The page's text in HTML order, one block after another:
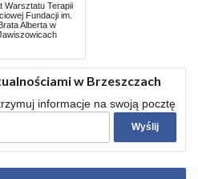
Warsztatu Terapii
Fundacji im.
Alberta w
w Brzeszczach
informacje na swoją pocztę